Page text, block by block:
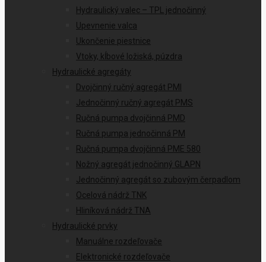
Hydraulický valec – TPL jednočinný
Upevnenie valca
Ukončenie piestnice
Vtoky, kĺbové ložiská, púzdra
Hydraulické agregáty
Dvojčinný ručný agregát PMI
Jednočinný ručný agregát PMS
Ručná pumpa dvojčinná PMD
Ručná pumpa jednočinná PM
Ručná pumpa dvojčinná PME 580
Nožný agregát jednočinný GLAPN
Jednočinný agregát so zubovým čerpadlom
Ocelová nádrž TNK
Hliníková nádrž TNA
Hydraulické prvky
Manuálne rozdeľovače
Elektronické rozdeľovače